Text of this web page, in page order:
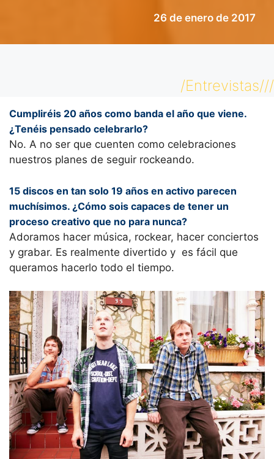
26 de enero de 2017
/Entrevistas///
Cumpliréis 20 años como banda el año que viene.
¿Tenéis pensado celebrarlo?
No. A no ser que cuenten como celebraciones
nuestros planes de seguir rockeando.
15 discos en tan solo 19 años en activo parecen
muchísimos. ¿Cómo sois capaces de tener un
proceso creativo que no para nunca?
Adoramos hacer música, rockear, hacer conciertos
y grabar. Es realmente divertido y es fácil que
queramos hacerlo todo el tiempo.